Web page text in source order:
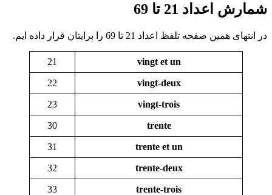
شمارش اعداد 21 تا 69
در انتهای همین صفحه تلفظ اعداد 21 تا 69 را برایتان قرار داده ایم.
vingt et un
21
vingt-deux
22
vingt-trois
23
trente
30
trente et un
31
trente-deux
32
trente-trois
33